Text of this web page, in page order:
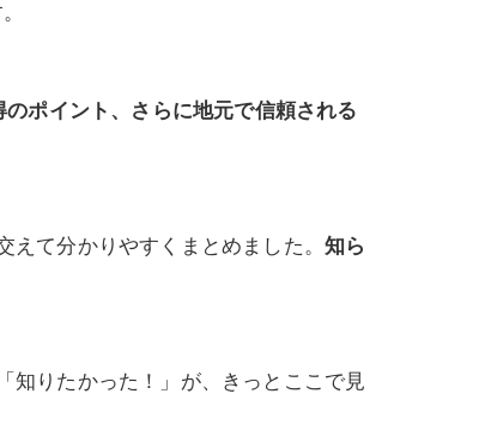
ポイント、さらに地元で信頼される
えて分かりやすくまとめました。知ら
知りたかった！」が、きっとここで見